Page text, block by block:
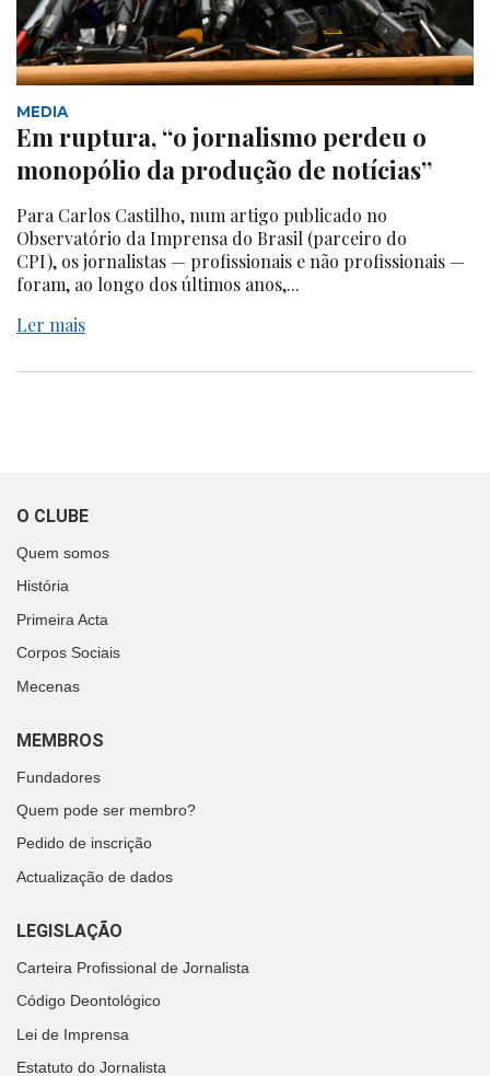
MEDIA
Em ruptura, “o jornalismo perdeu o
monopólio da produção de notícias”
Para Carlos Castilho, num artigo publicado no
Observatório da Imprensa do Brasil (parceiro do
CPI), os jornalistas — profissionais e não profissionais —
foram, ao longo dos últimos anos,...
Ler mais
O CLUBE
Quem somos
História
Primeira Acta
Corpos Sociais
Mecenas
MEMBROS
Fundadores
Quem pode ser membro?
Pedido de inscrição
Actualização de dados
LEGISLAÇÃO
Carteira Profissional de Jornalista
Código Deontológico
Lei de Imprensa
Estatuto do Jornalista